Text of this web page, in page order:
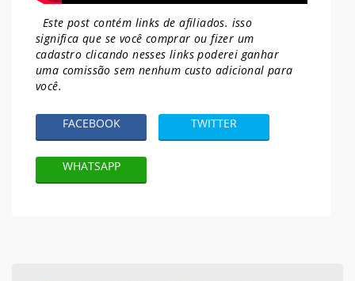
Este post contém links de afiliados. isso
significa que se você comprar ou fizer um
cadastro clicando nesses links poderei ganhar
uma comissão sem nenhum custo adicional para
você.
FACEBOOK TWITTER
WHATSAPP